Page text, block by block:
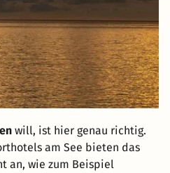
will, ist hier genau richtig.
am See bieten das
an, wie zum Beispiel